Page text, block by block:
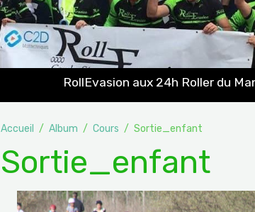
RollEvasion aux 24h Roller du
Accueil Album Cours Sortie_enfant
Sortie_enfant